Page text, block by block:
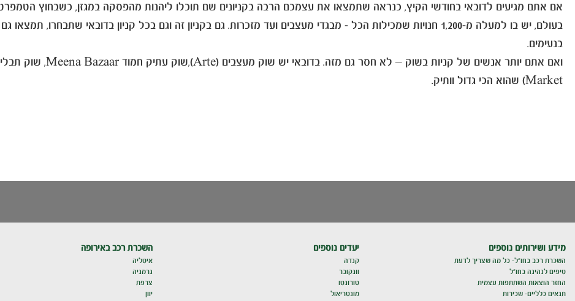
בעולם, יש בו למעלה מ-1,200 חנויות שמכילות הכל - מבגדי מעצבים ועד מזכרות. גם בקניון זה וגם בכל קניון בדובאי
בנעימים.
Market) שהוא הכי גדול וותיק.
מידע ושירותים נוספים
השכרת רכב בחו"ל- כל מה שצריך לדעת
טיפים לנהיגה בחו"ל
החזר הוצאות השתתפות עצמית
תנאים כלליים- שכירות
יעדים נוספים
קנדה
וונקובר
טורונטו
מונטריאול
השכרת רכב באירופה
איטליה
גרמניה
צרפת
יוון